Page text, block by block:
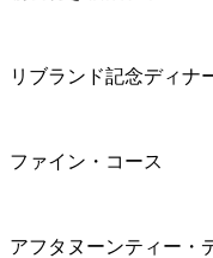
リブランド記念ディナ
ファイン・コース
アフタヌーンティー・